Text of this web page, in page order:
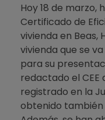
Hoy 18 de marzo,
Certificado de
vivienda en Beas,
vivienda que se
para su
redactado el CEE
registrado en la
obtenido también